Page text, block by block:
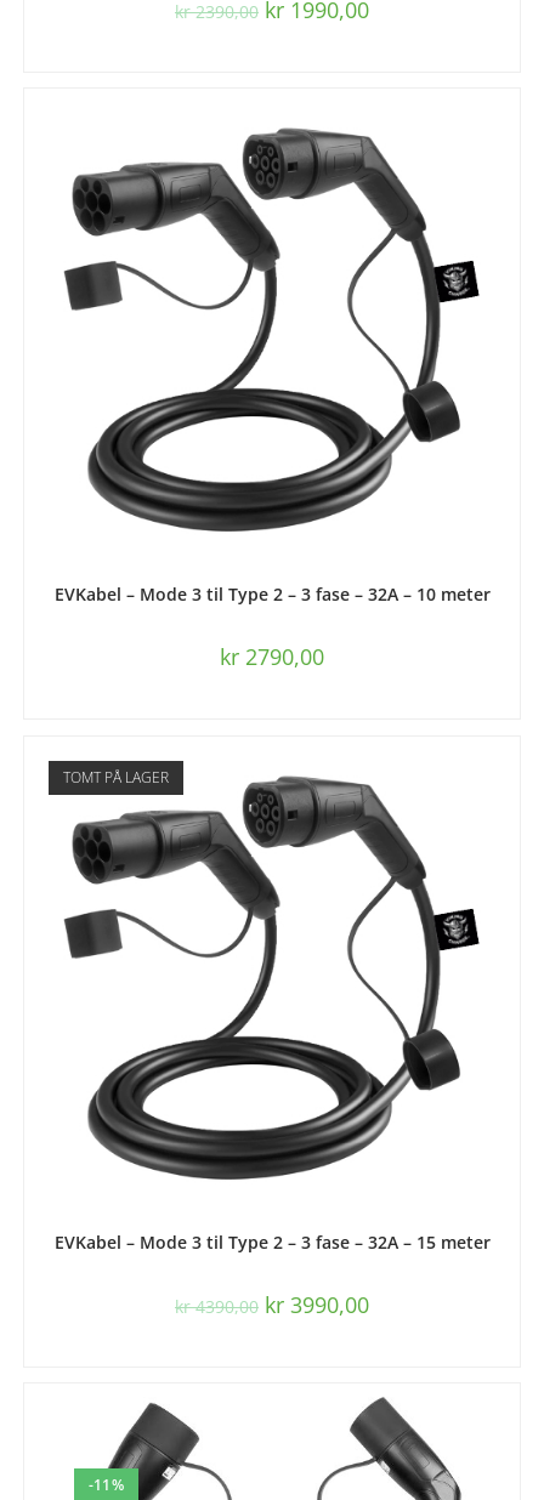
kr2390,00 kr 1990,00
EVKabel – Mode 3 til Type 2 – 3 fase – 32A – 10 meter
kr 2790,00
TOMT PÅ LAGER
EVKabel – Mode 3 til Type 2 – 3 fase – 32A – 15 meter
kr4390,00 kr 3990,00
-11%